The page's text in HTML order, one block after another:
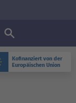
Kofinanziert von der
Europäischen Union